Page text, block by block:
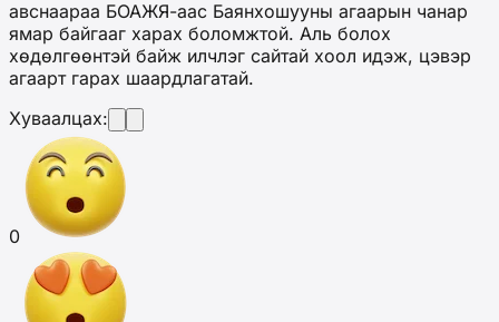
авснаараа БОАЖЯ-аас Баянхошууны агаарын чанар
ямар байгааг харах боломжтой. Аль болох
хөдөлгөөнтэй байж илчлэг сайтай хоол идэж, цэвэр
агаарт гарах шаардлагатай.
Хуваалцах:
0